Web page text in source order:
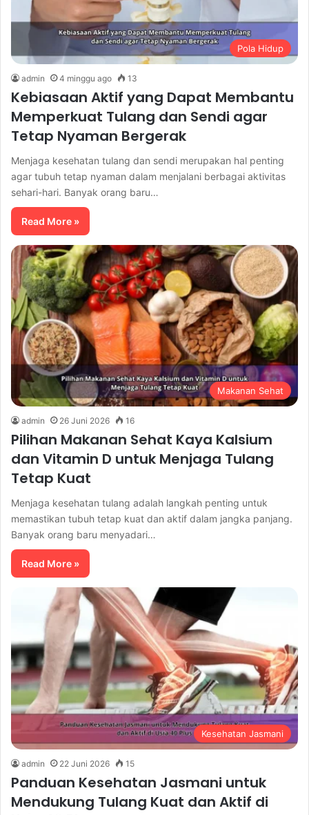
Pola Hidup
admin 4 minggu ago 13
Kebiasaan Aktif yang Dapat Membantu
Memperkuat Tulang dan Sendi agar
Tetap Nyaman Bergerak
Menjaga kesehatan tulang dan sendi merupakan hal penting
agar tubuh tetap nyaman dalam menjalani berbagai aktivitas
sehari-hari. Banyak orang baru…
Read More »
Makanan Sehat
admin 26 Juni 2026 16
Pilihan Makanan Sehat Kaya Kalsium
dan Vitamin D untuk Menjaga Tulang
Tetap Kuat
Menjaga kesehatan tulang adalah langkah penting untuk
memastikan tubuh tetap kuat dan aktif dalam jangka panjang.
Banyak orang baru menyadari…
Read More »
Kesehatan Jasmani
admin 22 Juni 2026 15
Panduan Kesehatan Jasmani untuk
Mendukung Tulang Kuat dan Aktif di